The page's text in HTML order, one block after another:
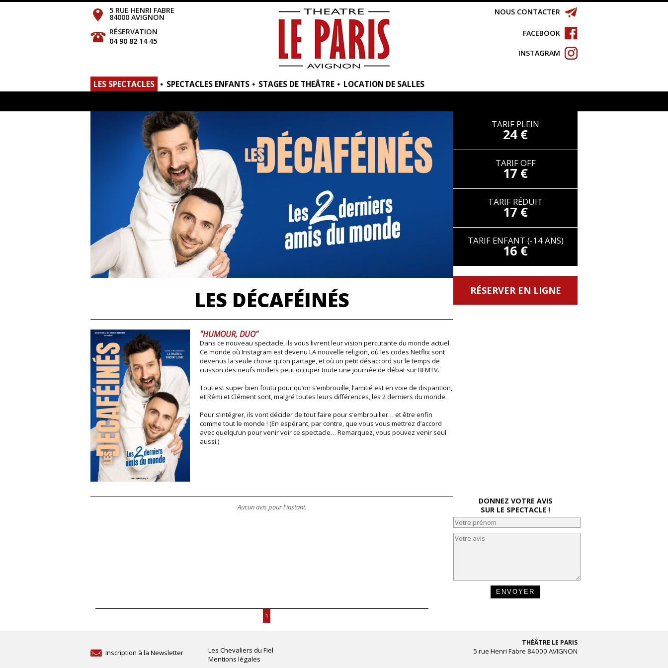
5 RUE HENRI FABRE
84000 AVIGNON
RÉSERVATION
04 90 82 14 45
NOUS CONTACTER
FACEBOOK
INSTAGRAM
LES SPECTACLES SPECTACLES ENFANTS STAGES DE THEÂTRE LOCATION DE SALLES
TARIF PLEIN
24 €
TARIF OFF
17 €
TARIF RÉDUIT
17 €
TARIF ENFANT (-14 ANS)
16 €
RÉSERVER EN LIGNE
LES DÉCAFÉINÉS
"HUMOUR, DUO"
Dans ce nouveau spectacle, ils vous livrent leur vision percutante du monde actuel.
Ce monde où Instagram est devenu LA nouvelle religion, où les codes Netflix sont
devenus la seule chose qu’on partage, et où un petit désaccord sur le temps de
cuisson des oeufs mollets peut occuper toute une journée de débat sur BFMTV.
Tout est super bien foutu pour qu’on s’embrouille, l’amitié est en voie de disparition,
et Rémi et Clément sont, malgré toutes leurs différences, les 2 derniers du monde.
Pour s’intégrer, ils vont décider de tout faire pour s’embrouiller… et être enfin
comme tout le monde ! (En espérant, par contre, que vous vous mettrez d’accord
avec quelqu’un pour venir voir ce spectacle… Remarquez, vous pouvez venir seul
aussi.)
DONNEZ VOTRE AVIS
SUR LE SPECTACLE !
Aucun avis pour l'instant.
1
Inscription à la Newsletter
Les Chevaliers du Fiel
Mentions légales
THÉÂTRE LE PARIS
5 rue Henri Fabre 84000 AVIGNON